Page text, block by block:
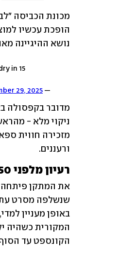
נושא ההיגיינה
in 15
— Pirat_Nation 🔴 (@Pirat_Nation)
29, 2025
ורעננים.
רעיון מלפני 50 שנה שחזר לחיים
הקונספט עד